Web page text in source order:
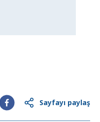
Sayfayı paylaş